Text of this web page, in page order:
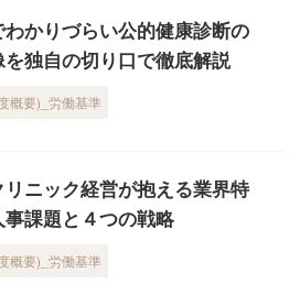
わかりづらい公的健康診断の
を独自の切り口で徹底解説
概要)_労働基準
リニック経営が抱える業界特
事課題と４つの戦略
概要)_労働基準